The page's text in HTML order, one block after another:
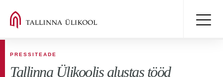
PRESSITEADE
Tallinna Ülikoolis alustas tööd